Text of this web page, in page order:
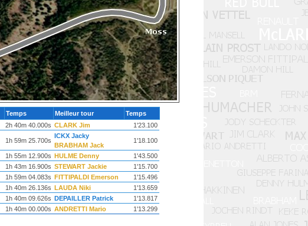
Temps Meilleur tour
Temps
2h 40m 40.000s CLARK Jim 1'23.100
1h 59m 25.700s
ICKX Jacky
BRABHAM Jack
1'18.100
1h 55m 12.900s HULME Denny
1'43.500
1h 43m 16.900s STEWART Jackie
1'15.700
1h 59m 04.083s FITTIPALDI Emerson
1'15.496
1h 40m 26.136s LAUDA Niki
1'13.659
1h 40m 09.626s DEPAILLER Patrick
1'13.817
1h 40m 00.000s ANDRETTI Mario 1'13.299